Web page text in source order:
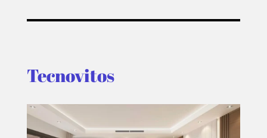
Tecnovitos